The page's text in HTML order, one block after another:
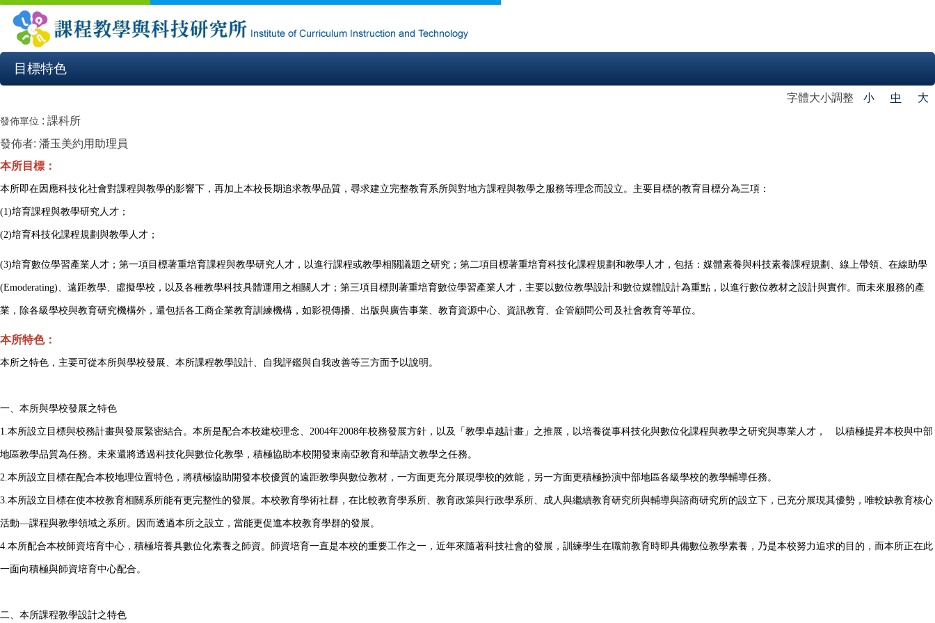
目標特色
字體大小調整 小 中 大
發佈單位 : 課科所
發佈者: 潘玉美約用助理員
本所目標：
本所即在因應科技化社會對課程與教學的影響下，再加上本校長期追求教學品質，尋求建立完整教育系所與對地方課程與教學之服務等理念而設立。主要目標的教育目標分為三項：
(1)培育課程與教學研究人才；
(2)培育科技化課程規劃與教學人才；
(3)培育數位學習產業人才；第一項目標著重培育課程與教學研究人才，以進行課程或教學相關議題之研究；第二項目標著重培育科技化課程規劃和教學人才，包括：媒體素養與科技素養課程規劃、線上帶領、在線助學
(Emoderating)、遠距教學、虛擬學校，以及各種教學科技具體運用之相關人才；第三項目標則著重培育數位學習產業人才，主要以數位教學設計和數位媒體設計為重點，以進行數位教材之設計與實作。而未來服務的產
業，除各級學校與教育研究機構外，還包括各工商企業教育訓練機構，如影視傳播、出版與廣告事業、教育資源中心、資訊教育、企管顧問公司及社會教育等單位。
本所特色：
本所之特色，主要可從本所與學校發展、本所課程教學設計、自我評鑑與自我改善等三方面予以說明。
一、本所與學校發展之特色
1.本所設立目標與校務計畫與發展緊密結合。本所是配合本校建校理念、2004年2008年校務發展方針，以及「教學卓越計畫」之推展，以培養從事科技化與數位化課程與教學之研究與專業人才， 以積極提昇本校與中部
地區教學品質為任務。未來還將透過科技化與數位化教學，積極協助本校開發東南亞教育和華語文教學之任務。
2.本所設立目標在配合本校地理位置特色，將積極協助開發本校優質的遠距教學與數位教材，一方面更充分展現學校的效能，另一方面更積極扮演中部地區各級學校的教學輔導任務。
3.本所設立目標在使本校教育相關系所能有更完整性的發展。本校教育學術社群，在比較教育學系所、教育政策與行政學系所、成人與繼續教育研究所與輔導與諮商研究所的設立下，已充分展現其優勢，唯較缺教育核心
活動—課程與教學領域之系所。因而透過本所之設立，當能更促進本校教育學群的發展。
4.本所配合本校師資培育中心，積極培養具數位化素養之師資。師資培育一直是本校的重要工作之一，近年來隨著科技社會的發展，訓練學生在職前教育時即具備數位教學素養，乃是本校努力追求的目的，而本所正在此
一面向積極與師資培育中心配合。
二、本所課程教學設計之特色